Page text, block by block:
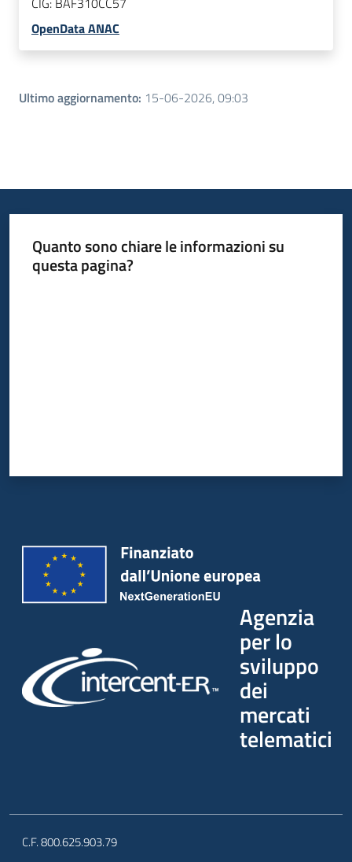
OpenData ANAC
Ultimo aggiornamento: 15-06-2026, 09:03
Quanto sono chiare le informazioni su
questa pagina?
Agenzia
per lo
sviluppo
dei
mercati
telematici
C.F. 800.625.903.79